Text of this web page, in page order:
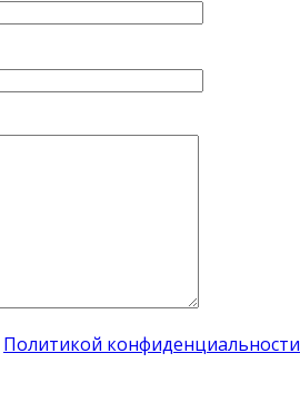
Политикой конфиденциальности